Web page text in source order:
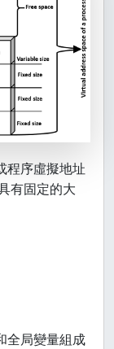
程序虛擬地址
有固定的大
全局變量組成